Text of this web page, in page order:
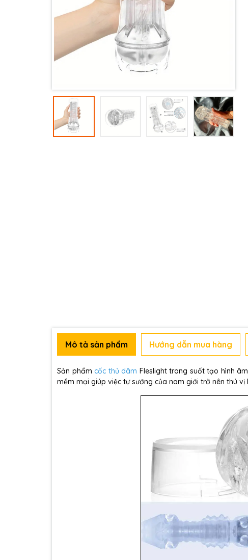
Mô tả sản phẩm Hướng dẫn mua hàng
Sản phẩm cốc thủ dâm Fleslight trong suốt tạo hình
mềm mại giúp việc tự sướng của nam giới trở nên thú vị